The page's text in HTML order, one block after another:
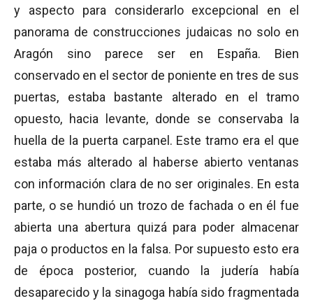
y aspecto para considerarlo excepcional en el
panorama de construcciones judaicas no solo en
Aragón sino parece ser en España. Bien
conservado en el sector de poniente en tres de sus
puertas, estaba bastante alterado en el tramo
opuesto, hacia levante, donde se conservaba la
huella de la puerta carpanel. Este tramo era el que
estaba más alterado al haberse abierto ventanas
con información clara de no ser originales. En esta
parte, o se hundió un trozo de fachada o en él fue
abierta una abertura quizá para poder almacenar
paja o productos en la falsa. Por supuesto esto era
de época posterior, cuando la judería había
desaparecido y la sinagoga había sido fragmentada